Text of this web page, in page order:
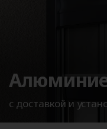
с доставкой и